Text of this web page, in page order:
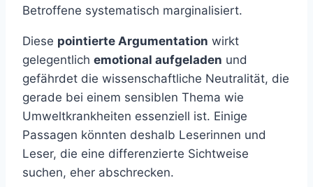
Betroffene systematisch marginalisiert.
Diese pointierte Argumentation wirkt
gelegentlich emotional aufgeladen und
gefährdet die wissenschaftliche Neutralität, die
gerade bei einem sensiblen Thema wie
Umweltkrankheiten essenziell ist. Einige
Passagen könnten deshalb Leserinnen und
Leser, die eine differenzierte Sichtweise
suchen, eher abschrecken.